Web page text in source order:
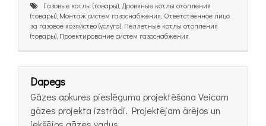
Газовые котлы (товары), Дровяные котлы отопления
(товары), Монтаж систем газоснабжения, Ответственное лицо
за газовое хозяйство (услуга), Пеллетные котлы отопления
(товары), Проектирование систем газоснабжения
Dapegs
Gāzes apkures pieslēguma projektēšana Veicam
gāzes projekta izstrādi. Projektējam ārējos un